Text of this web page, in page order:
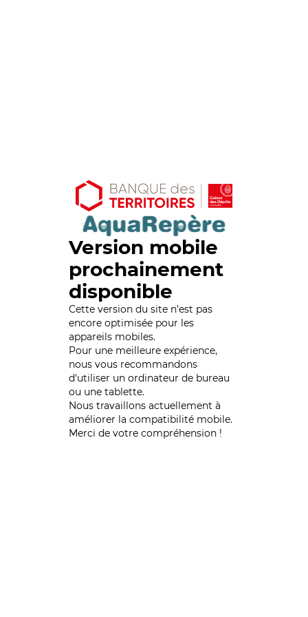
Version mobile
prochainement
disponible
Cette version du site n’est pas
encore optimisée pour les
appareils mobiles.
Pour une meilleure expérience,
nous vous recommandons
d'utiliser un ordinateur de bureau
ou une tablette.
Nous travaillons actuellement à
améliorer la compatibilité mobile.
Merci de votre compréhension !